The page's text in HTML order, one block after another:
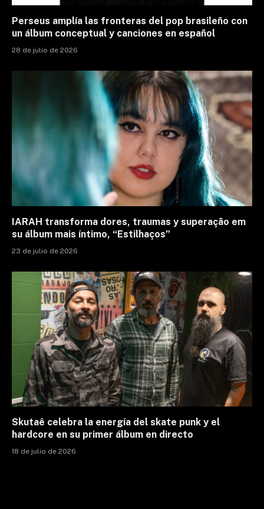
Perseus amplía las fronteras del pop brasileño con
un álbum conceptual y canciones en español
28 de julio de 2026
IARAH transforma dores, traumas y superação em
su álbum mais íntimo, “Estilhaços”
23 de julio de 2026
Skutaê celebra la energía del skate punk y el
hardcore en su primer álbum en directo
18 de julio de 2026